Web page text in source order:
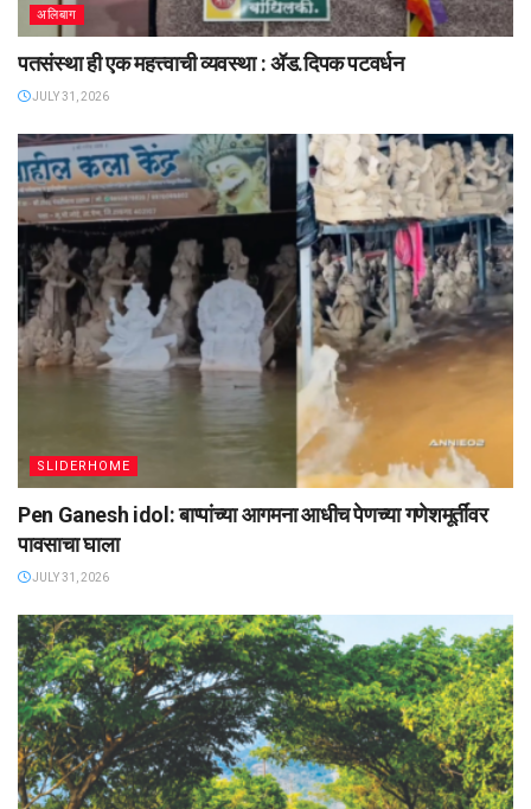
अलिबाग
पतसंस्था ही एक महत्त्वाची व्यवस्था : ॲड.दिपक पटवर्धन
JULY 31, 2026
SLIDERHOME
Pen Ganesh idol: बाप्पांच्या आगमना आधीच पेणच्या गणेशमूर्तींवर
पावसाचा घाला
JULY 31, 2026